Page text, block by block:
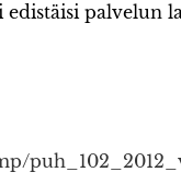
palvelun